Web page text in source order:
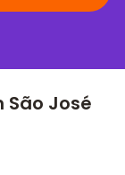
São José